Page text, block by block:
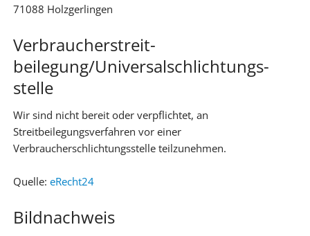
71088 Holzgerlingen
Verbraucher­streit­
beilegung/Universal­schlichtungs­
stelle
Wir sind nicht bereit oder verpflichtet, an
Streitbeilegungsverfahren vor einer
Verbraucherschlichtungsstelle teilzunehmen.
Quelle: eRecht24
Bildnachweis